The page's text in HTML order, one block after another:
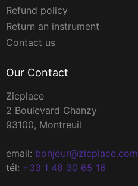
Refund policy
Return an instrument
Contact us
Our Contact
Zicplace
2 Boulevard Chanzy
93100, Montreuil
email: bonjour@zicplace.com
tél: +33 1 48 30 65 16